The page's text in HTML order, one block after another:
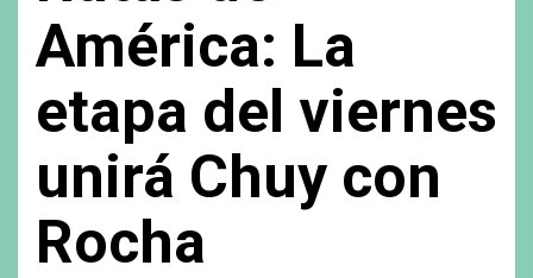
América: La
etapa del viernes
unirá Chuy con
Rocha